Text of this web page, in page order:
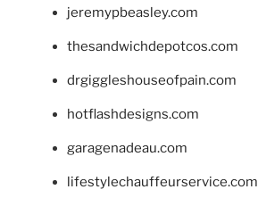
jeremypbeasley.com
thesandwichdepotcos.com
drgiggleshouseofpain.com
hotflashdesigns.com
garagenadeau.com
lifestylechauffeurservice.com